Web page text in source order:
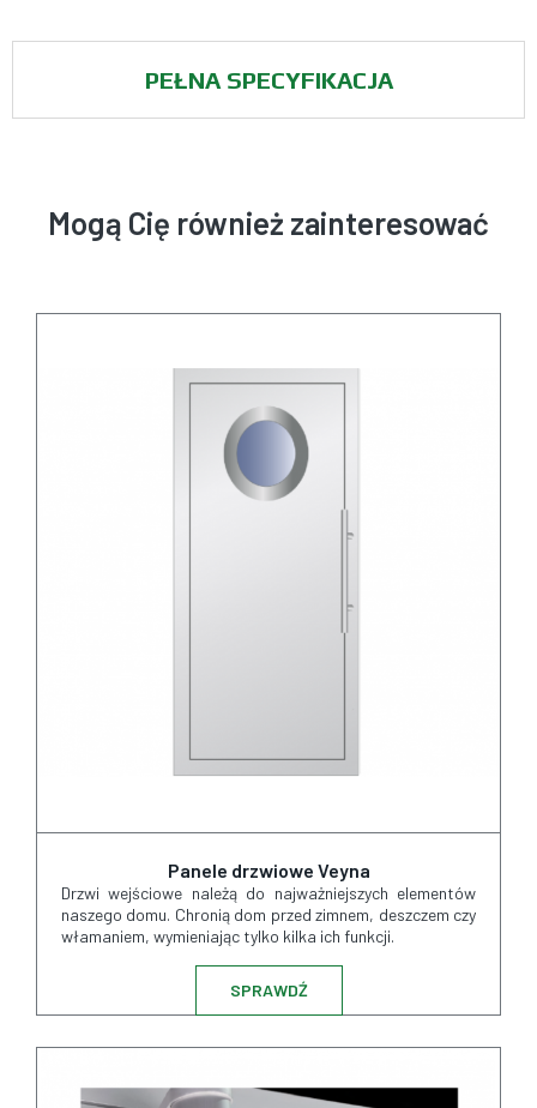
PEŁNA SPECYFIKACJA
Mogą Cię również zainteresować
Panele drzwiowe Veyna
Drzwi wejściowe należą do najważniejszych elementów
naszego domu. Chronią dom przed zimnem, deszczem czy
włamaniem, wymieniając tylko kilka ich funkcji.
SPRAWDŹ